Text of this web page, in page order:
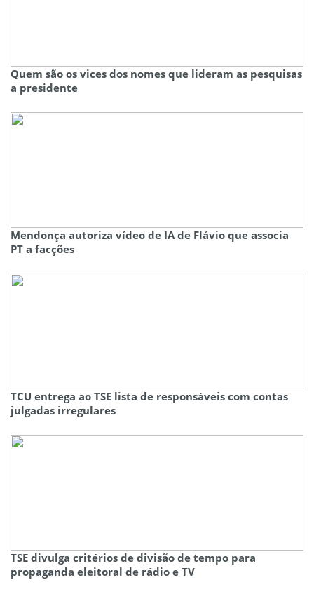
Quem são os vices dos nomes que lideram as pesquisas
a presidente
Mendonça autoriza vídeo de IA de Flávio que associa
PT a facções
TCU entrega ao TSE lista de responsáveis com contas
julgadas irregulares
TSE divulga critérios de divisão de tempo para
propaganda eleitoral de rádio e TV